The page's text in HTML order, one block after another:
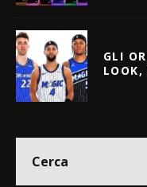
GLI
LOOK,